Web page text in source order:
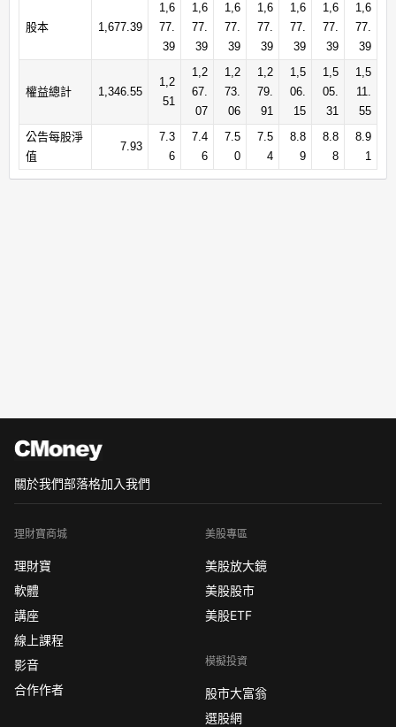
股本 1,677.39
1,6
77.
39
1,6
77.
39
1,6
77.
39
1,6
77.
39
1,6
77.
39
1,6
77.
39
1,6
77.
39
權益總計 1,346.55
1,2
51
1,2
67.
07
1,2
73.
06
1,2
79.
91
1,5
06.
15
1,5
05.
31
1,5
11.
55
公告每股淨
值
7.93
7.3
6
7.4
6
7.5
0
7.5
4
8.8
9
8.8
8
8.9
1
關於我們部落格加入我們
理財寶商城
理財寶
軟體
講座
線上課程
影音
合作作者
美股專區
美股放大鏡
美股股市
美股ETF
模擬投資
股市大富翁
選股網